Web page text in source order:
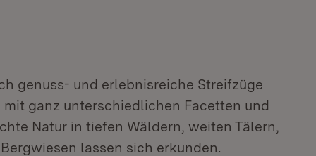
genuss- und erlebnisreiche Streifzüge
ganz unterschiedlichen Facetten und
Natur in tiefen Wäldern, weiten Tälern,
lassen sich erkunden.